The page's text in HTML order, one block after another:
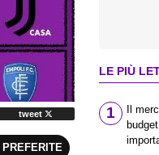
tweet
PREFERITE
LE PIÙ
1
Il